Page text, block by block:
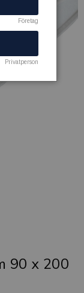
90 x 200
Företag
Privatperson